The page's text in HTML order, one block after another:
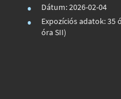
Dátum: 2026-02-04
Expozíciós adatok: 35
óra SII)